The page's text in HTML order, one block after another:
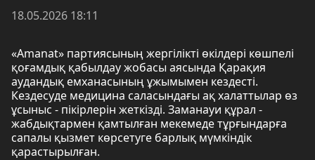
18.05.2026 18:11
«Amanat» партиясының жергілікті өкілдері көшпелі
қоғамдық қабылдау жобасы аясында Қарақия
аудандық емханасының ұжымымен кездесті.
Кездесуде медицина саласындағы ақ халаттылар өз
ұсыныс - пікірлерін жеткізді. Заманауи құрал -
жабдықтармен қамтылған мекемеде тұрғындарға
сапалы қызмет көрсетуге барлық мүмкіндік
қарастырылған.